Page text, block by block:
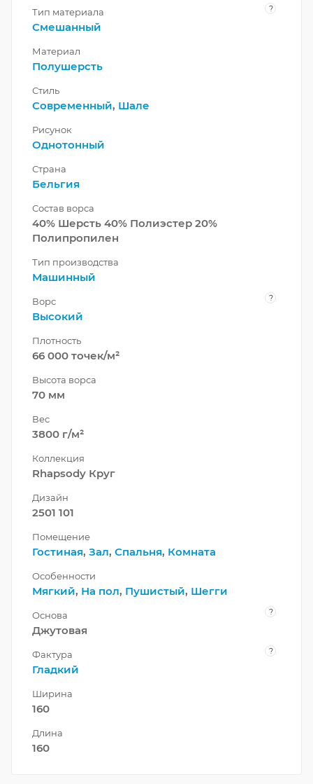
Тип материала ?
Смешанный
Материал
Полушерсть
Стиль
Современный, Шале
Рисунок
Однотонный
Страна
Бельгия
Состав ворса
40% Шерсть 40% Полиэстер 20%
Полипропилен
Тип производства
Машинный
Ворс ?
Высокий
Плотность
66 000 точек/м²
Высота ворса
70 мм
Вес
3800 г/м²
Коллекция
Rhapsody Круг
Дизайн
2501 101
Помещение
Гостиная, Зал, Спальня, Комната
Особенности
Мягкий, На пол, Пушистый, Шегги
Основа ?
Джутовая
Фактура ?
Гладкий
Ширина
160
Длина
160